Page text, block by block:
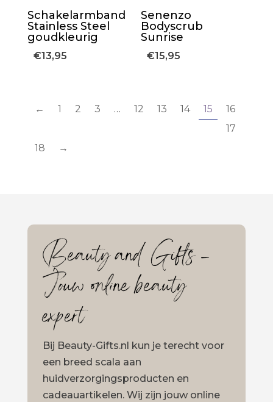
Schakelarmband
Stainless Steel
goudkleurig
€13,95
Senenzo
Bodyscrub
Sunrise
€15,95
← 1 2 3 … 12 13 14 15
16
17
18
→
Beauty and Gifts –
Jouw online beauty
expert
Bij Beauty-Gifts.nl kun je terecht voor
een breed scala aan
huidverzorgingsproducten en
cadeauartikelen. Wij zijn jouw online